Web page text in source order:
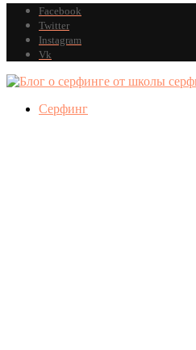
Facebook
Twitter
Instagram
Vk
Серфинг